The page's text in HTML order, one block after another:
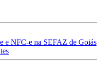
e NFC-e na SEFAZ de Goiás